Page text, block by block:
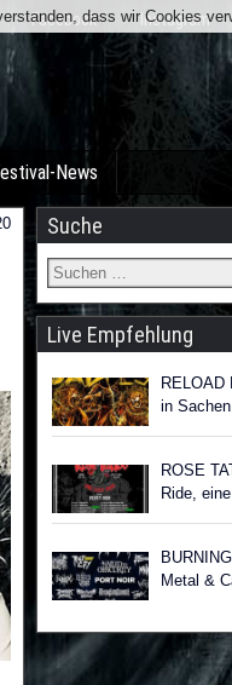
Facebook Instagram
News
Suche
Live Empfehlung
RELOAD
in
ROSE
Ride,
Metal &
dass wir Cookies